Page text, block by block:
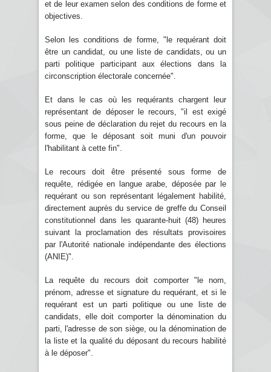
et de leur examen selon des conditions de forme et
objectives.
Selon les conditions de forme, "le requérant doit
être un candidat, ou une liste de candidats, ou un
parti politique participant aux élections dans la
circonscription électorale concernée".
Et dans le cas où les requérants chargent leur
représentant de déposer le recours, "il est exigé
sous peine de déclaration du rejet du recours en la
forme, que le déposant soit muni d'un pouvoir
l'habilitant à cette fin".
Le recours doit être présenté sous forme de
requête, rédigée en langue arabe, déposée par le
requérant ou son représentant légalement habilité,
directement auprès du service de greffe du Conseil
constitutionnel dans les quarante-huit (48) heures
suivant la proclamation des résultats provisoires
par l'Autorité nationale indépendante des élections
(ANIE)".
La requête du recours doit comporter "le nom,
prénom, adresse et signature du requérant, et si le
requérant est un parti politique ou une liste de
candidats, elle doit comporter la dénomination du
parti, l'adresse de son siège, ou la dénomination de
la liste et la qualité du déposant du recours habilité
à le déposer".